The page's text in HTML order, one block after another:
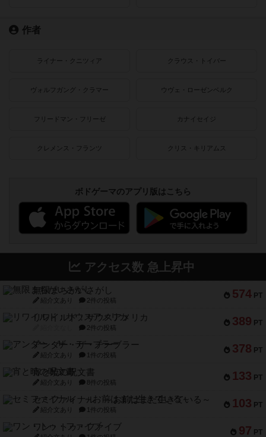
作者
ライナー・クニツィア クラウス・トイバー
ヴォルフガング・クラマー ウヴェ・ローゼンベルク
フリードマン・フリーゼ カナイセイジ
クレメンス・フランツ クリス・キリアムス
ボドゲーマのアプリ版はこちら
アクセス数 急上昇中
574 PT
無限まちがいさがし
紹介文あり 2件の投稿
389 PT
リワイルド：サウスアメリカ
2件の投稿
378 PT
アンダー・ザ・テーブラー
紹介文あり 1件の投稿
133 PT
宵と暁の呪文書
紹介文あり 8件の投稿
103 PT
セミファイナル ～お前はまだ生きている～
紹介文あり 1件の投稿
97 PT
ワン・トゥ・ファイブ